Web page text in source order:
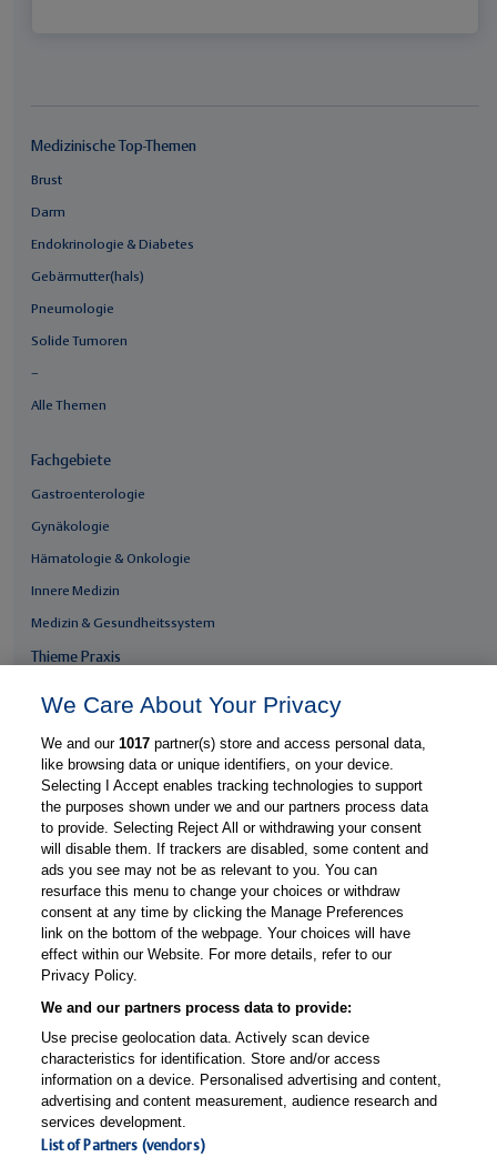
Medizinische Top-Themen
Brust
Darm
Endokrinologie & Diabetes
Gebärmutter(hals)
Pneumologie
Solide Tumoren
–
Alle Themen
Fachgebiete
Gastroenterologie
Gynäkologie
Hämatologie & Onkologie
Innere Medizin
Medizin & Gesundheitssystem
Thieme Praxis
Fachzugang freischalten
Feedback geben
E-Mail-Newsletter
Whatsapp-Newsletter
Thieme Praxis App
© Thieme Group
Datenschutzerklärung
| Impressum | Manage Preferences
We Care About Your Privacy
We and our1017 partner(s) store and access personal data,
like browsing data or unique identifiers, on your device.
Selecting I Accept enables tracking technologies to support
the purposes shown under we and our partners process data
to provide. Selecting Reject All or withdrawing your consent
will disable them. If trackers are disabled, some content and
ads you see may not be as relevant to you. You can
resurface this menu to change your choices or withdraw
consent at any time by clicking the Manage Preferences
link on the bottom of the webpage. Your choices will have
effect within our Website. For more details, refer to our
Privacy Policy.
We and our partners process data to provide:
Use precise geolocation data. Actively scan device
characteristics for identification. Store and/or access
information on a device. Personalised advertising and content,
advertising and content measurement, audience research and
services development.
List of Partners (vendors)